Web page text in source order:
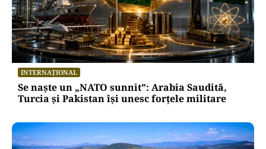
INTERNAȚIONAL
Se naște un „NATO sunnit”: Arabia Saudită,
Turcia și Pakistan își unesc forțele militare